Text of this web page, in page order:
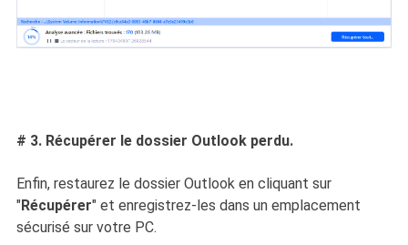
# 3. Récupérer le dossier Outlook perdu.
Enfin, restaurez le dossier Outlook en cliquant sur
"Récupérer" et enregistrez-les dans un emplacement
sécurisé sur votre PC.